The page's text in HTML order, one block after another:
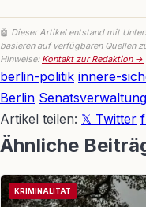
🤖 Dieser Artikel entstand mit
basieren auf verfügbaren Quellen
Hinweise: Kontakt zur Redaktion →
berlin-politik innere-
Berlin
Artikel teilen: 𝕏 Twitter
Ähnliche
KRIMINALITÄT